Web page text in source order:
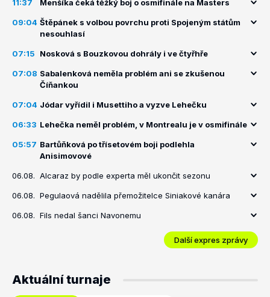
11:37 Menšíka čeká těžký boj o osmifinále na Masters
09:04 Štěpánek s volbou povrchu proti Spojeným státům
nesouhlasí
07:15 Nosková s Bouzkovou dohrály i ve čtyřhře
07:08 Sabalenková neměla problém ani se zkušenou
Číňankou
07:04 Jódar vyřídil i Musettiho a vyzve Lehečku
06:33 Lehečka neměl problém, v Montrealu je v osmifinále
05:57 Bartůňková po třísetovém boji podlehla
Anisimovové
06.08. Alcaraz by podle experta měl ukončit sezonu
06.08. Pegulaová nadělila přemožitelce Siniakové kanára
06.08. Fils nedal šanci Navonemu
Další expres zprávy
Aktuální turnaje